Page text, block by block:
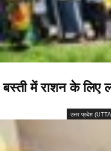
बस्ती में राशन के लिए
उत्तर प्रदेश